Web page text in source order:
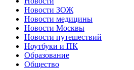
Новости ЗОЖ
Новости медицины
Новости Москвы
Новости путешествий
Ноутбуки и ПК
Образование
Общество